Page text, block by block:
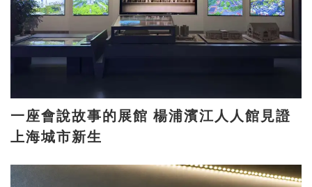
一座會說故事的展館 楊浦濱江人人館見證
上海城市新生